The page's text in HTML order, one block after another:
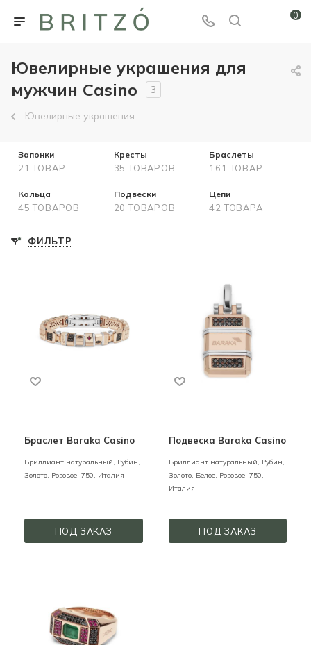
0
Ювелирные украшения для
мужчин Casino
3
Ювелирные украшения
Запонки
21 ТОВАР
Кресты
35 ТОВАРОВ
Браслеты
161 ТОВАР
Кольца
45 ТОВАРОВ
Подвески
20 ТОВАРОВ
Цепи
42 ТОВАРА
ФИЛЬТР
Браслет Baraka Casino
Бриллиант натуральный, Рубин,
Золото, Розовое, 750, Италия
ПОД ЗАКАЗ
Подвеска Baraka Casino
Бриллиант натуральный, Рубин,
Золото, Белое, Розовое, 750,
Италия
ПОД ЗАКАЗ